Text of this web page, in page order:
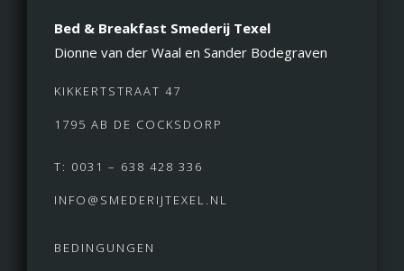
Bed & Breakfast Smederij Texel
Dionne van der Waal en Sander Bodegraven
KIKKERTSTRAAT 47
1795 AB DE COCKSDORP
T: 0031 – 638 428 336
INFO@SMEDERIJTEXEL.NL
BEDINGUNGEN